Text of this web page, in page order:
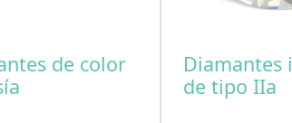
de color
Diamantes
de tipo IIa